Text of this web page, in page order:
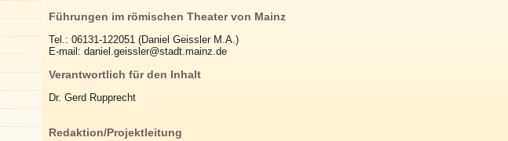
Führungen im römischen Theater von Mainz
Tel.: 06131-122051 (Daniel Geissler M.A.)
E-mail: daniel.geissler@stadt.mainz.de
Verantwortlich für den Inhalt
Dr. Gerd Rupprecht
Redaktion/Projektleitung